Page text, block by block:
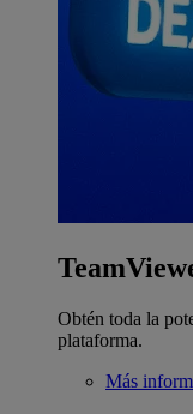
Obtén toda la
plataforma.
Más